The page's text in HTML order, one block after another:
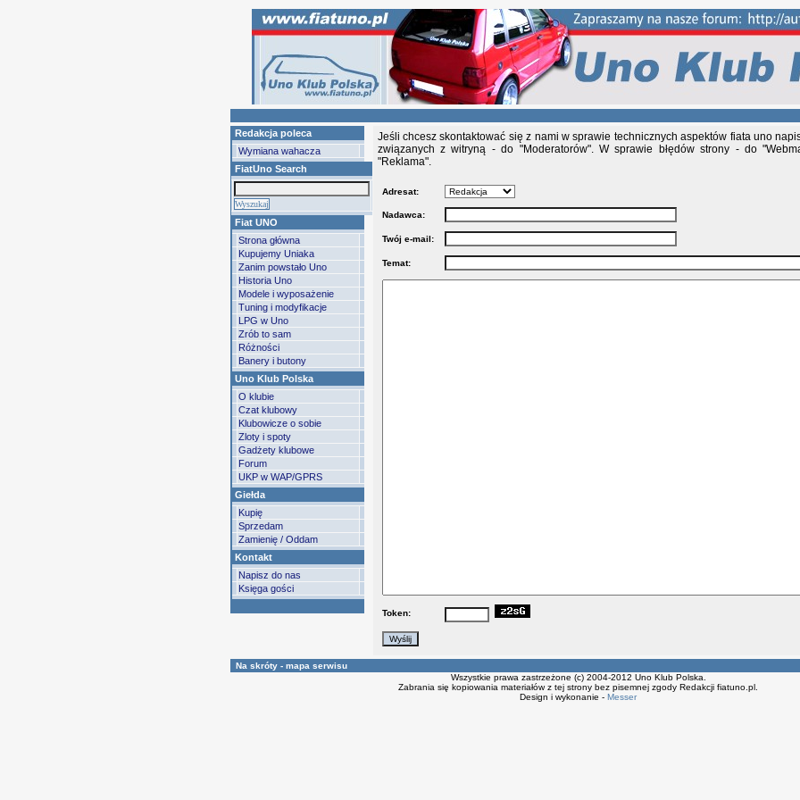
Redakcja poleca
Wymiana wahacza
FiatUno Search
Fiat UNO
Strona główna
Kupujemy Uniaka
Zanim powstało Uno
Historia Uno
Modele i wyposażenie
Tuning i modyfikacje
LPG w Uno
Zrób to sam
Różności
Banery i butony
Uno Klub Polska
O klubie
Czat klubowy
Klubowicze o sobie
Zloty i spoty
Gadżety klubowe
Forum
UKP w WAP/GPRS
Giełda
Kupię
Sprzedam
Zamienię / Oddam
Kontakt
Napisz do nas
Księga gości
Jeśli chcesz skontaktować się z nami w sprawie technicznych aspektów fiata uno
związanych z witryną - do "Moderatorów". W sprawie błędów strony - do
"Reklama".
Adresat:
Nadawca:
Twój e-mail:
Temat:
Token:
Na skróty - mapa serwisu
Wszystkie prawa zastrzeżone (c) 2004-2012 Uno Klub Polska.
Zabrania się kopiowania materiałów z tej strony bez pisemnej zgody Redakcji fiatuno.pl.
Design i wykonanie - Messer